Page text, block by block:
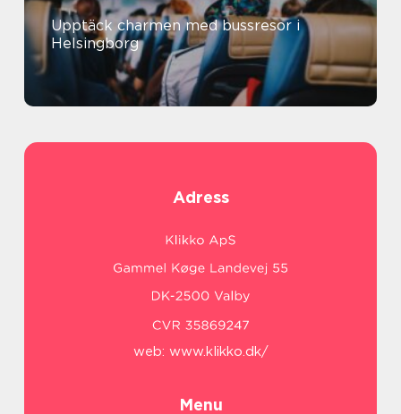
Upptäck charmen med bussresor i
Helsingborg
Adress
web: www.klikko.dk/
Menu